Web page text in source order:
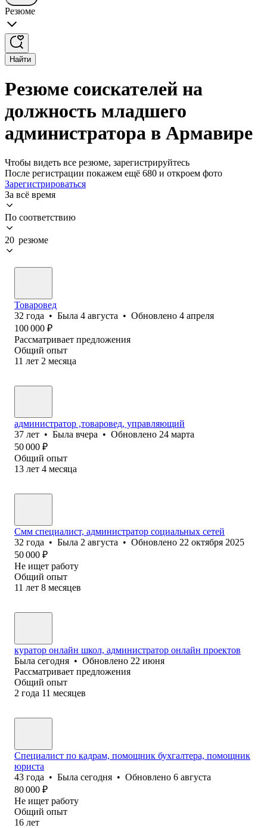
Резюме
Найти
Резюме соискателей на
должность младшего
администратора в Армавире
Чтобы видеть все резюме, зарегистрируйтесь
После регистрации покажем ещё 680 и откроем фото
Зарегистрироваться
За всё время
По соответствию
20 резюме
Товаровед
32 года • Была 4 августа • Обновлено 4 апреля
100 000 ₽
Рассматривает предложения
Общий опыт
11 лет 2 месяца
администратор ,товаровед, управляющий
37 лет • Была вчера • Обновлено 24 марта
50 000 ₽
Общий опыт
13 лет 4 месяца
Смм специалист, администратор социальных сетей
32 года • Была 2 августа • Обновлено 22 октября 2025
50 000 ₽
Не ищет работу
Общий опыт
11 лет 8 месяцев
куратор онлайн школ, администратор онлайн проектов
Была сегодня • Обновлено 22 июня
Рассматривает предложения
Общий опыт
2 года 11 месяцев
Специалист по кадрам, помощник бухгалтера, помощник
юриста
43 года • Была сегодня • Обновлено 6 августа
80 000 ₽
Не ищет работу
Общий опыт
16 лет